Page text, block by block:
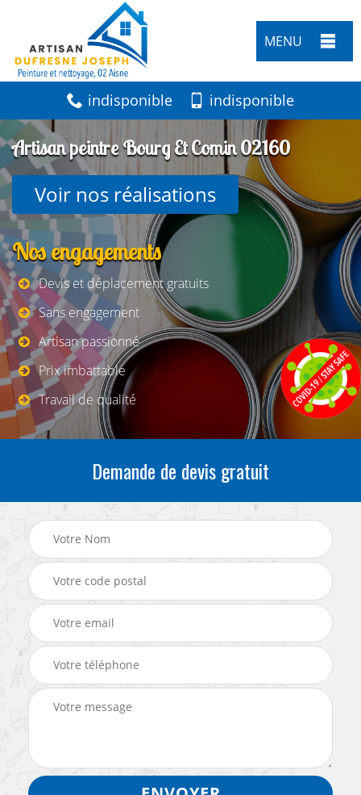
MENU
indisponible indisponible
Artisan peintre Bourg Et Comin 02160
Voir nos réalisations
Nos engagements
Devis et déplacement gratuits
Sans engagement
Artisan passionné
Prix imbattable
Travail de qualité
Demande de devis gratuit